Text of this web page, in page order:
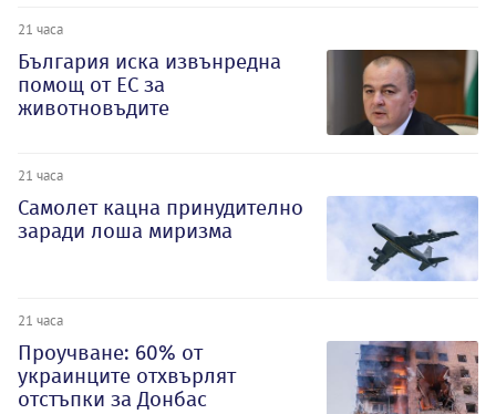
21 часа
България иска извънредна
помощ от ЕС за
животновъдите
21 часа
Самолет кацна принудително
заради лоша миризма
21 часа
Проучване: 60% от
украинците отхвърлят
отстъпки за Донбас